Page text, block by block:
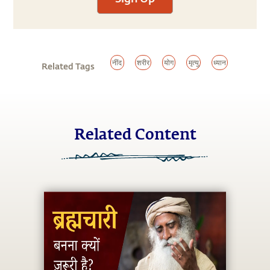
Related Tags नींद शरीर योग मृत्यु ध्यान
Related Content